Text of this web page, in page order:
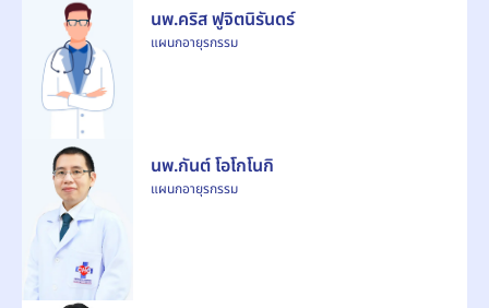
นพ.คริส ฟูจิตนิรันดร์
แผนกอายุรกรรม
นพ.กันต์ โอโกโนกิ
แผนกอายุรกรรม